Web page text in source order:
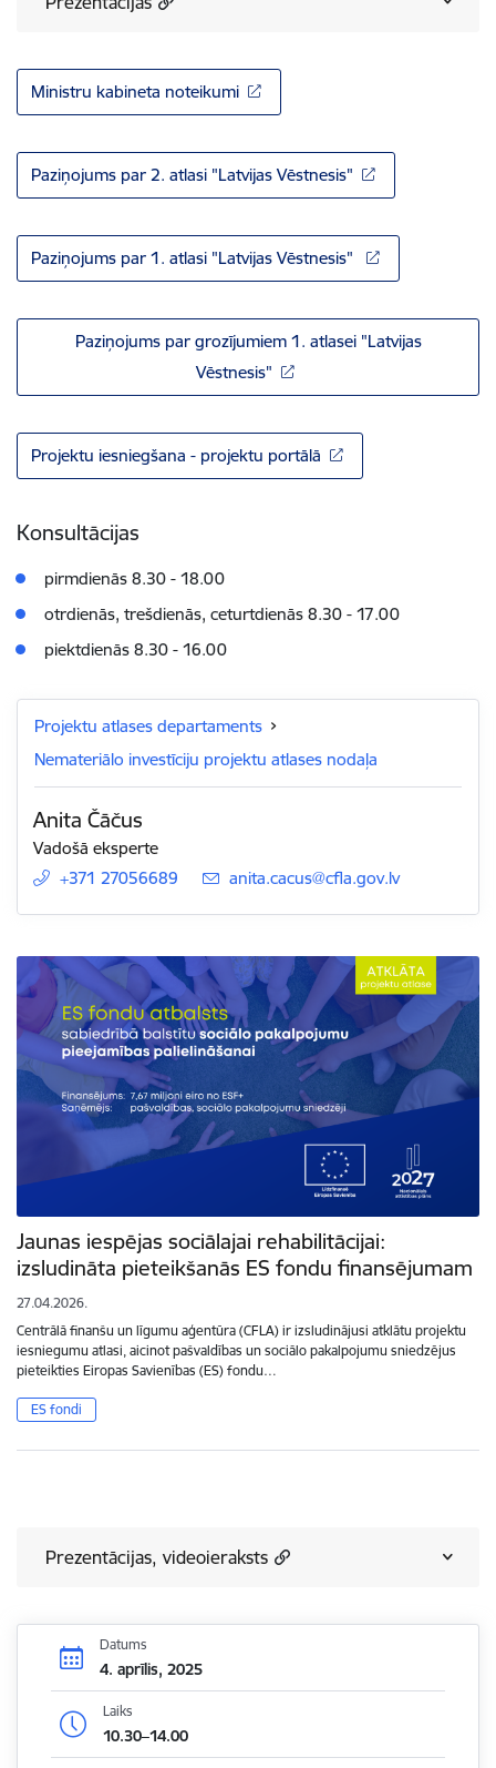
Ministru kabineta noteikumi
Paziņojums par 2. atlasi "Latvijas Vēstnesis"
Paziņojums par 1. atlasi "Latvijas Vēstnesis"
Paziņojums par grozījumiem 1. atlasei "Latvijas
Vēstnesis"
Projektu iesniegšana - projektu portālā
Konsultācijas
pirmdienās 8.30 - 18.00
otrdienās, trešdienās, ceturtdienās 8.30 - 17.00
piektdienās 8.30 - 16.00
Projektu atlases departaments
Nemateriālo investīciju projektu atlases nodaļa
Anita Čāčus
Vadošā eksperte
+371 27056689
E-pasts:
anita.cacus@cfla.gov.lv
Jaunas iespējas sociālajai rehabilitācijai:
izsludināta pieteikšanās ES fondu finansējumam
27.04.2026.
Centrālā finanšu un līgumu aģentūra (CFLA) ir izsludinājusi atklātu projektu
iesniegumu atlasi, aicinot pašvaldības un sociālo pakalpojumu sniedzējus
pieteikties Eiropas Savienības (ES) fondu…
ES fondi
Prezentācijas, videoieraksts
Datums
4. aprīlis, 2025
Laiks
10.30–14.00